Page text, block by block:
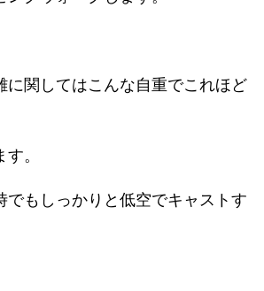
に関してはこんな自重でこれほど
。
でもしっかりと低空でキャストす